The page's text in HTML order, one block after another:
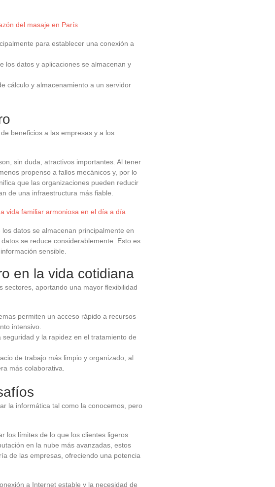
del masaje en París
para establecer una conexión a
los datos y aplicaciones se almacenan y
cálculo y almacenamiento a un servidor
beneficios a las empresas y a los
sin duda, atractivos importantes. Al tener
propenso a fallos mecánicos y, por lo
que las organizaciones pueden reducir
de una infraestructura más fiable.
vida familiar armoniosa en el día a día
datos se almacenan principalmente en
se reduce considerablemente. Esto es
sensible.
en la vida cotidiana
sectores, aportando una mayor flexibilidad
permiten un acceso rápido a recursos
intensivo.
y la rapidez en el tratamiento de
de trabajo más limpio y organizado, al
más colaborativa.
la informática tal como la conocemos, pero
los límites de lo que los clientes ligeros
en la nube más avanzadas, estos
de las empresas, ofreciendo una potencia
a Internet estable y la necesidad de